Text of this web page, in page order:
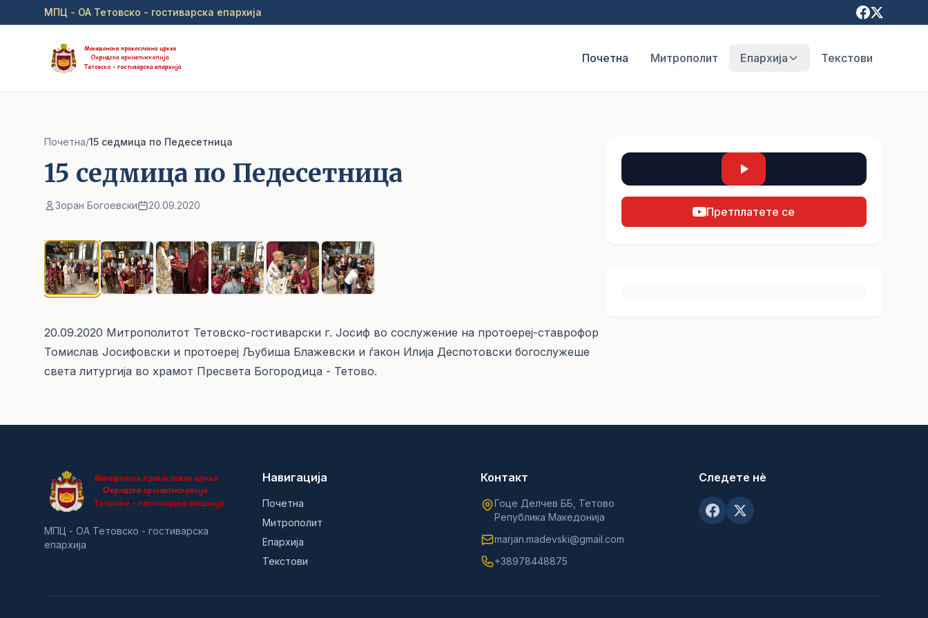
Прејди на главна содржина
МПЦ - ОА Тетовско - гостиварска епархија
Почетна Митрополит Епархија Текстови
Почетна/15 седмица по Педесетница
15 седмица по Педесетница
Зоран Богоевски 20.09.2020
20.09.2020 Митрополитот Тетовско-гостиварски г. Јосиф во сослужение на протоереј-ставрофор
Томислав Јосифовски и протоереј Љубиша Блажевски и ѓакон Илија Деспотовски богослужеше
света литургија во храмот Пресвета Богородица - Тетово.
Претплатете се
МПЦ - ОА Тетовско - гостиварска
епархија
Навигација
Почетна
Митрополит
Епархија
Текстови
Контакт
Гоце Делчев ББ, Тетово
Република Македонија
marjan.madevski@gmail.com
+38978448875
Следете нè